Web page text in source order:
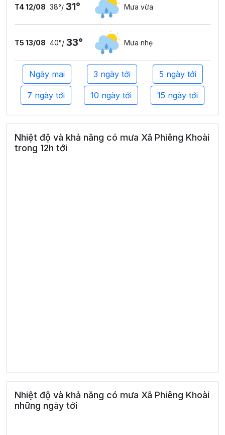
T4 12/08 38°/ 31° Mưa vừa
T5 13/08 40°/ 33° Mưa nhẹ
Ngày mai 3 ngày tới 5 ngày tới
7 ngày tới 10 ngày tới 15 ngày tới
Nhiệt độ và khả năng có mưa Xã Phiêng Khoài
trong 12h tới
Nhiệt độ và khả năng có mưa Xã Phiêng Khoài
những ngày tới